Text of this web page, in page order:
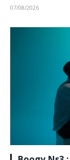
07/08/2026